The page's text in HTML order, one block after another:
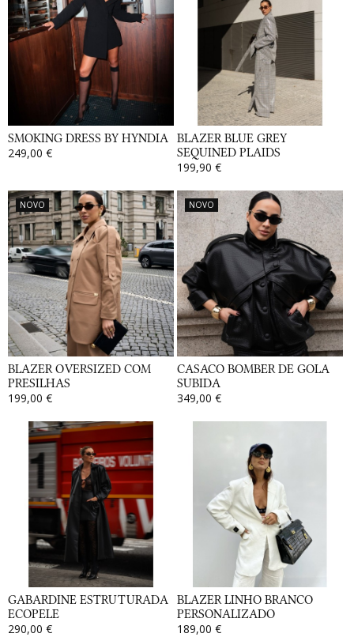
SMOKING DRESS BY HYNDIA
249,00 €
BLAZER BLUE GREY
SEQUINED PLAIDS
199,90 €
NOVO
BLAZER OVERSIZED COM
PRESILHAS
199,00 €
NOVO
CASACO BOMBER DE GOLA
SUBIDA
349,00 €
GABARDINE ESTRUTURADA
ECOPELE
290,00 €
BLAZER LINHO BRANCO
PERSONALIZADO
189,00 €